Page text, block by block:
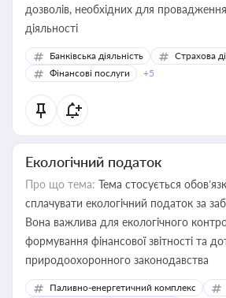
дозволів, необхідних для
діяльності
Банківська діяльність
Страхова
Фінансові послуги
+5
Екологічний податок
Про що тема: Тема стосується
сплачувати екологічний податок за
Вона важлива для екологічного
формування фінансової звітності та
природоохоронного законодавства
Паливно-енергетичний комплекс